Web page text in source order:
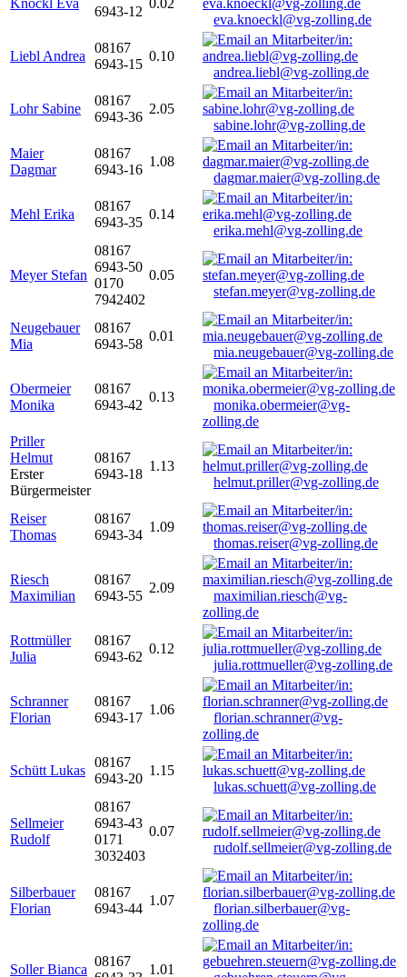
Knöckl Eva
6943-12
0.02
eva.knoeckl@vg-zolling.de
Liebl Andrea
08167
6943-15
0.10
andrea.liebl@vg-zolling.de
Lohr Sabine
08167
6943-36
2.05
sabine.lohr@vg-zolling.de
Maier
Dagmar
08167
6943-16
1.08
dagmar.maier@vg-zolling.de
Mehl Erika
08167
6943-35
0.14
erika.mehl@vg-zolling.de
Meyer Stefan
08167
6943-50
0170
7942402
0.05
stefan.meyer@vg-zolling.de
Neugebauer
Mia
08167
6943-58
0.01
mia.neugebauer@vg-zolling.de
Obermeier
Monika
08167
6943-42
0.13
monika.obermeier@vg-
zolling.de
Priller
Helmut
Erster
Bürgermeister
08167
6943-18
1.13
helmut.priller@vg-zolling.de
Reiser
Thomas
08167
6943-34
1.09
thomas.reiser@vg-zolling.de
Riesch
Maximilian
08167
6943-55
2.09
maximilian.riesch@vg-
zolling.de
Rottmüller
Julia
08167
6943-62
0.12
julia.rottmueller@vg-zolling.de
Schranner
Florian
08167
6943-17
1.06
florian.schranner@vg-
zolling.de
Schütt Lukas
08167
6943-20
1.15
lukas.schuett@vg-zolling.de
Sellmeier
Rudolf
08167
6943-43
0171
3032403
0.07
rudolf.sellmeier@vg-zolling.de
Silberbauer
Florian
08167
6943-44
1.07
florian.silberbauer@vg-
zolling.de
Soller Bianca
08167
1.01